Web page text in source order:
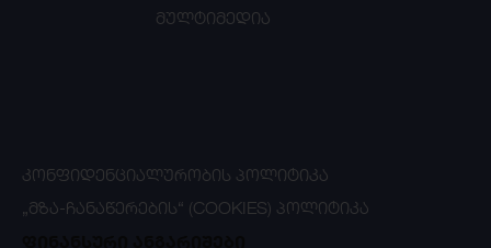
მულტიმედია
ᲙᲝᲜᲤᲘᲓᲔᲜᲪᲘᲐᲚᲣᲠᲝᲑᲘᲡ ᲞᲝᲚᲘᲢᲘᲙᲐ
„ᲛᲖᲐ-ᲩᲐᲜᲐᲬᲔᲠᲔᲑᲘᲡ“ (COOKIES) ᲞᲝᲚᲘᲢᲘᲙᲐ